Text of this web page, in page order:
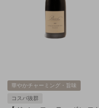
華やかチャーミング・旨味
コスパ抜群